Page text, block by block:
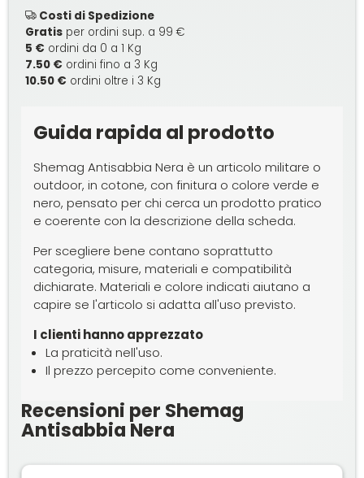
Costi di Spedizione
Gratis per ordini sup. a 99 €
5 € ordini da 0 a 1 Kg
7.50 € ordini fino a 3 Kg
10.50 € ordini oltre i 3 Kg
Guida rapida al prodotto
Shemag Antisabbia Nera è un articolo militare o
outdoor, in cotone, con finitura o colore verde e
nero, pensato per chi cerca un prodotto pratico
e coerente con la descrizione della scheda.
Per scegliere bene contano soprattutto
categoria, misure, materiali e compatibilità
dichiarate. Materiali e colore indicati aiutano a
capire se l'articolo si adatta all'uso previsto.
I clienti hanno apprezzato
La praticità nell'uso.
Il prezzo percepito come conveniente.
Recensioni per Shemag
Antisabbia Nera